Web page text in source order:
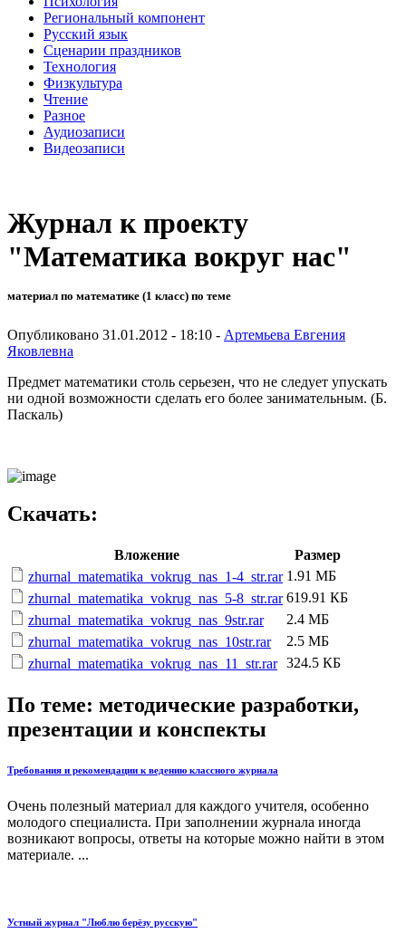
Региональный компонент
Русский язык
Сценарии праздников
Технология
Физкультура
Чтение
Разное
Аудиозаписи
Видеозаписи
Журнал к проекту
"Математика вокруг нас"
материал по математике (1 класс) по теме
Опубликовано 31.01.2012 - 18:10 - Артемьева Евгения
Яковлевна
Предмет математики столь серьезен, что не следует упускать
ни одной возможности сделать его более занимательным. (Б.
Паскаль)
Скачать:
Вложение
Размер
zhurnal_matematika_vokrug_nas_1-4_str.rar 1.91 МБ
zhurnal_matematika_vokrug_nas_5-8_str.rar 619.91 КБ
zhurnal_matematika_vokrug_nas_9str.rar
2.4 МБ
zhurnal_matematika_vokrug_nas_10str.rar
2.5 МБ
zhurnal_matematika_vokrug_nas_11_str.rar 324.5 КБ
По теме: методические разработки,
презентации и конспекты
Требования и рекомендации к ведению классного журнала
Очень полезный материал для каждого учителя, особенно
молодого специалиста. При заполнении журнала иногда
возникают вопросы, ответы на которые можно найти в этом
материале. ...
Устный журнал "Люблю берёзу русскую"